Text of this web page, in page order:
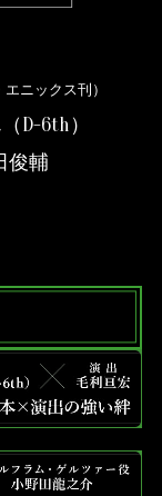
ニックス刊）
D-6th）
俊輔